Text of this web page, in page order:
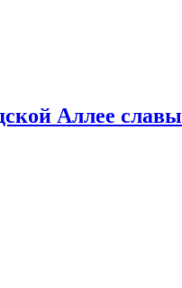
Аллее славы